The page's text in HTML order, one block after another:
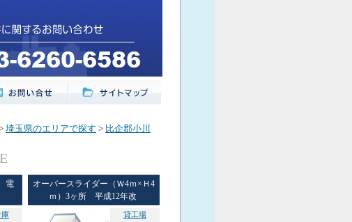
埼玉県のエリアで探す > 比企郡小川
電
庫
オーバースライダー（Ｗ4ｍ×Ｈ4
ｍ）3ヶ所 平成12年改
貸工場